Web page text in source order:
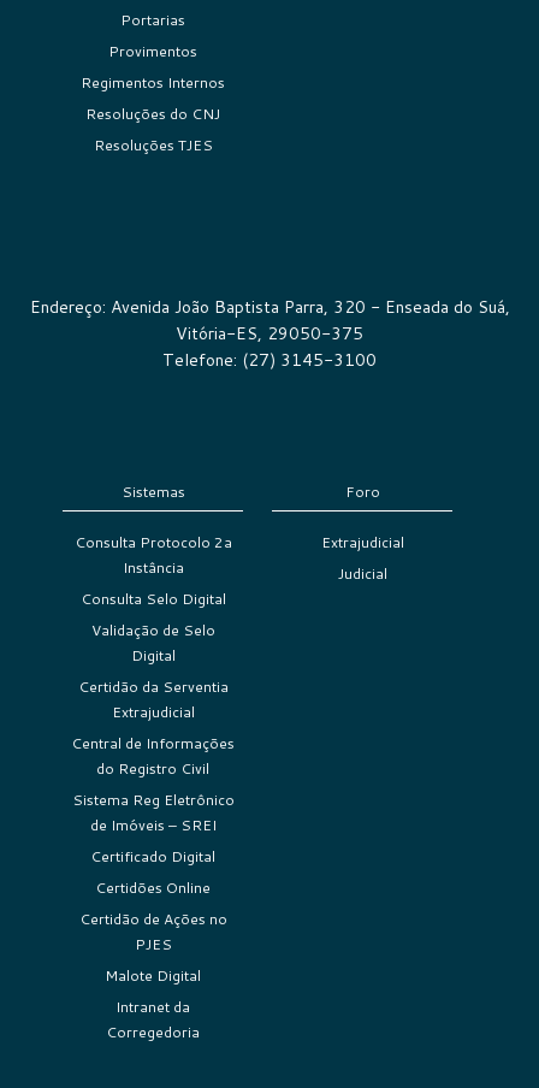
Portarias
Provimentos
Regimentos Internos
Resoluções do CNJ
Resoluções TJES
Endereço: Avenida João Baptista Parra, 320 - Enseada do Suá,
Vitória-ES, 29050-375
Telefone: (27) 3145-3100
Sistemas
Consulta Protocolo 2a
Instância
Consulta Selo Digital
Validação de Selo
Digital
Certidão da Serventia
Extrajudicial
Central de Informações
do Registro Civil
Sistema Reg Eletrônico
de Imóveis – SREI
Certificado Digital
Certidões Online
Certidão de Ações no
PJES
Malote Digital
Intranet da
Corregedoria
Foro
Extrajudicial
Judicial